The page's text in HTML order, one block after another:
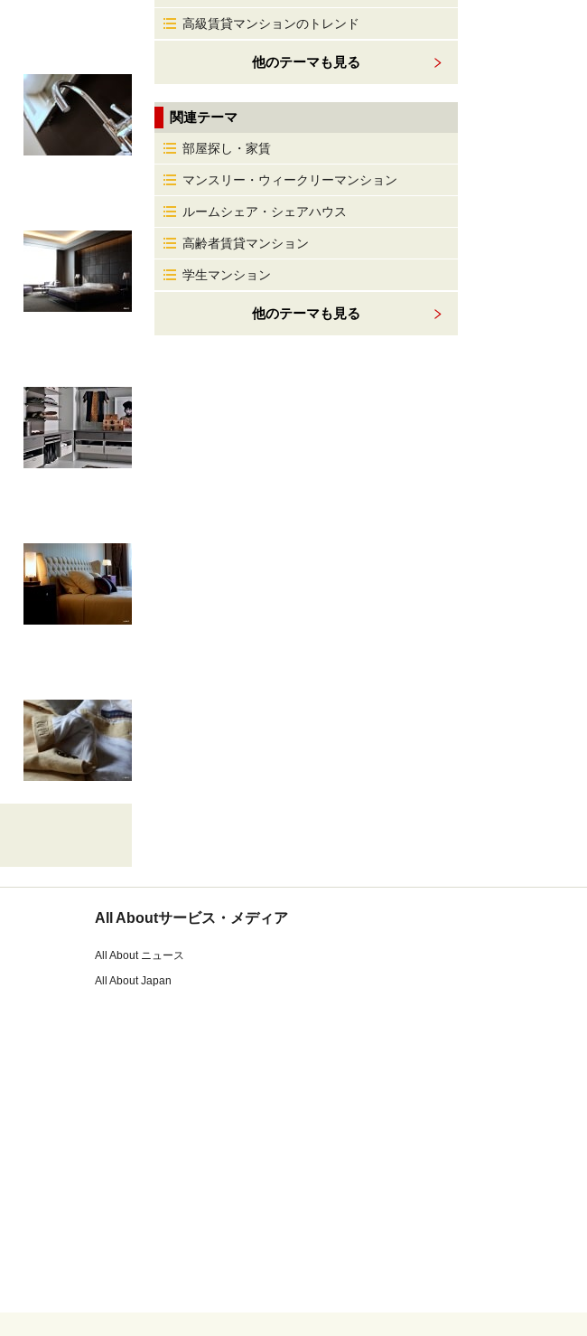
高級賃貸マンションのトレンド
他のテーマも見る
関連テーマ
部屋探し・家賃
マンスリー・ウィークリーマンション
ルームシェア・シェアハウス
高齢者賃貸マンション
学生マンション
他のテーマも見る
All Aboutサービス・メディア
All About ニュース
All About Japan